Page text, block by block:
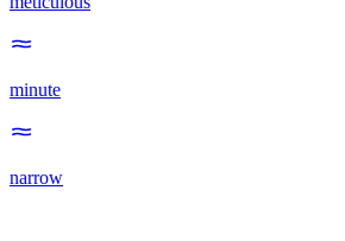
minute
narrow